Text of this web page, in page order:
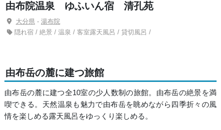
由布院温泉 ゆふいん宿 清孔苑
大分県- 湯布院
隠れ宿 / 絶景 / 温泉 / 客室露天風呂 / 貸切風呂 /
由布岳の麓に建つ旅館
由布岳の麓に建つ全10室の少人数制の旅館。由布岳の絶景を満
喫できる。天然温泉も魅力で由布岳を眺めながら四季折々の風
情を楽しめる露天風呂をゆっくり楽しめる。